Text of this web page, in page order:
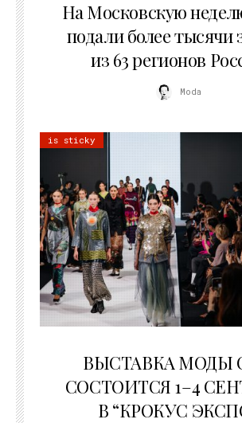
На Московскую
подали более тысячи
из 63 регионов
Moda
is sticky
ВЫСТАВКА МОДЫ
СОСТОИТСЯ 1–4
В “КРОКУС